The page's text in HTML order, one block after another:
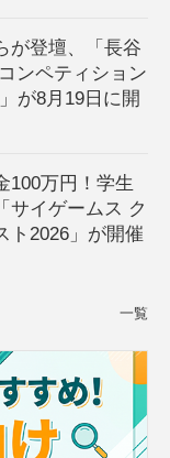
が登壇、「長谷
ンペティション
が8月19日に開
100万円！学生
サイゲームス ク
ト2026」が開催
一覧